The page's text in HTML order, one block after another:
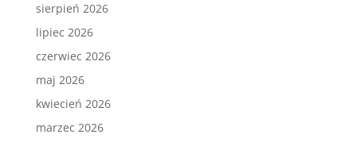
sierpień 2026
lipiec 2026
czerwiec 2026
maj 2026
kwiecień 2026
marzec 2026